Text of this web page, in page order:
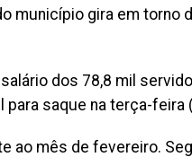
município gira em torno
dos 78,8 mil
saque na terça-feira
ao mês de fevereiro.